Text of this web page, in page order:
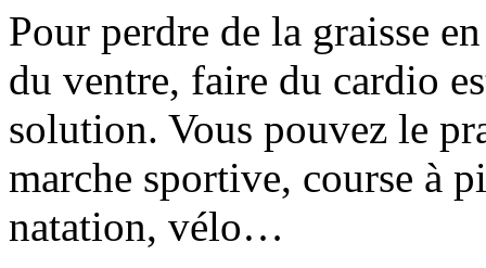
Pour perdre de la graisse
du ventre, faire du cardio
solution. Vous pouvez le
marche sportive, course à
natation, vélo…